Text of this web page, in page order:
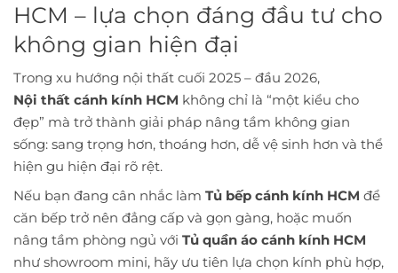
HCM – lựa chọn đáng đầu tư cho
không gian hiện đại
Trong xu hướng nội thất cuối 2025 – đầu 2026,
Nội thất cánh kính HCM không chỉ là “một kiểu cho
đẹp” mà trở thành giải pháp nâng tầm không gian
sống: sang trọng hơn, thoáng hơn, dễ vệ sinh hơn và thể
hiện gu hiện đại rõ rệt.
Nếu bạn đang cân nhắc làm Tủ bếp cánh kính HCM để
căn bếp trở nên đẳng cấp và gọn gàng, hoặc muốn
nâng tầm phòng ngủ với Tủ quần áo cánh kính HCM
như showroom mini, hãy ưu tiên lựa chọn kính phù hợp,